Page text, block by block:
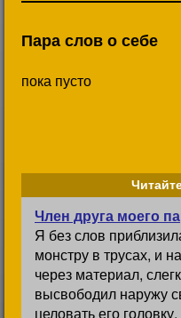
Пара слов о себе
пока пусто
Член друга моего
Я без слов
монстру в трусах, и
через материал,
высвободил наружу
целовать его